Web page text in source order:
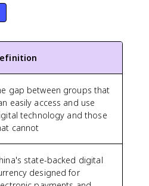
gap between groups that
easily access and use
technology and those
cannot
state-backed digital
designed for